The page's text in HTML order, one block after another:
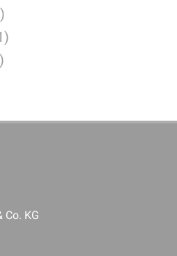
Co. KG